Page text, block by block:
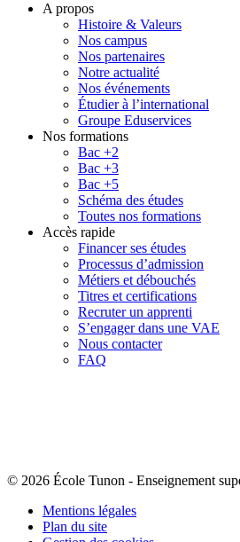
A propos
Histoire & Valeurs
Nos campus
Nos partenaires
Notre actualité
Nos événements
Étudier à l’international
Groupe Eduservices
Nos formations
Bac +2
Bac +3
Bac +5
Schéma des études
Toutes nos formations
Accès rapide
Financer ses études
Processus d’admission
Métiers et débouchés
Titres et certifications
Recruter un apprenti
S’engager dans une VAE
Nous contacter
FAQ
© 2026 École Tunon - Enseignement
Mentions légales
Plan du site